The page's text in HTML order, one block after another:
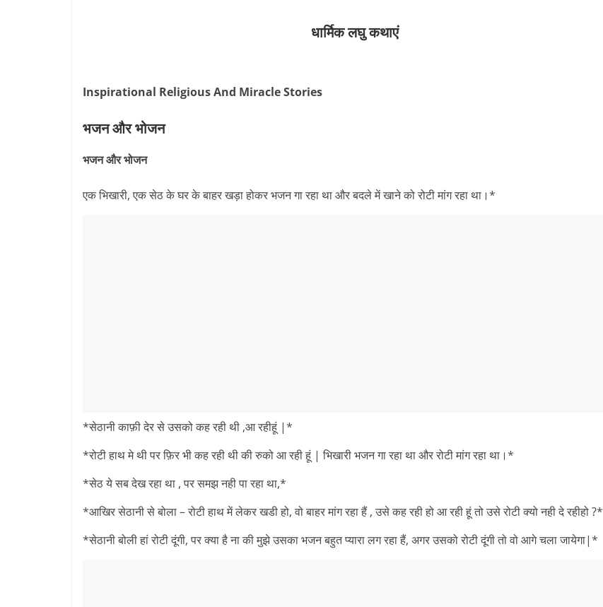
धार्मिक लघु कथाएं
Inspirational Religious And Miracle Stories
भजन और भोजन
भजन और भोजन
एक भिखारी, एक सेठ के घर के बाहर खड़ा होकर भजन गा रहा था और बदले में खाने को रोटी मांग रहा था।*
*सेठानी काफ़ी देर से उसको कह रही थी ,आ रहीहूं |*
*रोटी हाथ मे थी पर फ़िर भी कह रही थी की रुको आ रही हूं | भिखारी भजन गा रहा था और रोटी मांग रहा था।*
*सेठ ये सब देख रहा था , पर समझ नही पा रहा था,*
*आखिर सेठानी से बोला – रोटी हाथ में लेकर खडी हो, वो बाहर मांग रहा हैं , उसे कह रही हो आ रही हूं तो उसे रोटी क्यो नही दे रहीहो ?*
*सेठानी बोली हां रोटी दूंगी, पर क्या है ना की मुझे उसका भजन बहुत प्यारा लग रहा हैं, अगर उसको रोटी दूंगी तो वो आगे चला जायेगा|*